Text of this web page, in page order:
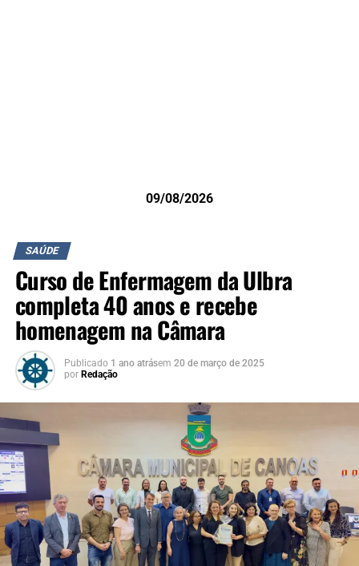
09/08/2026
SAÚDE
Curso de Enfermagem da Ulbra
completa 40 anos e recebe
homenagem na Câmara
Publicado 1 ano atrásem 20 de março de 2025
por Redação